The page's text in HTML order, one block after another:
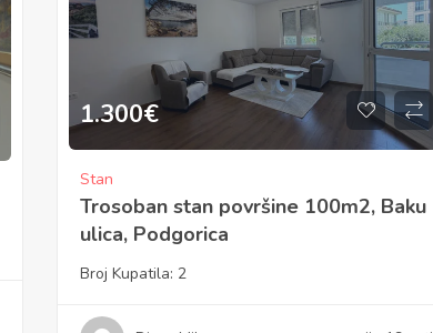
1.300€
Stan
Trosoban stan površine 100m2, Baku
ulica, Podgorica
Broj Kupatila: 2